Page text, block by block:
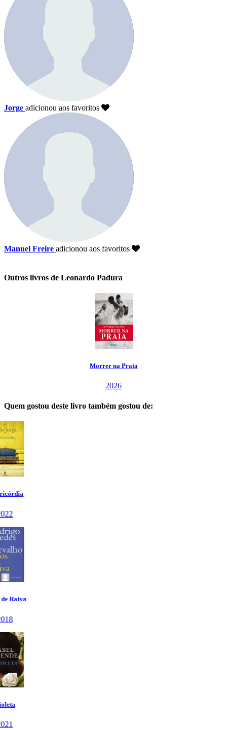
Jorge adicionou aos favoritos
Manuel Freire adicionou aos favoritos
Outros livros de Leonardo Padura
Morrer na Praia
2026
Quem gostou deste livro também gostou de: